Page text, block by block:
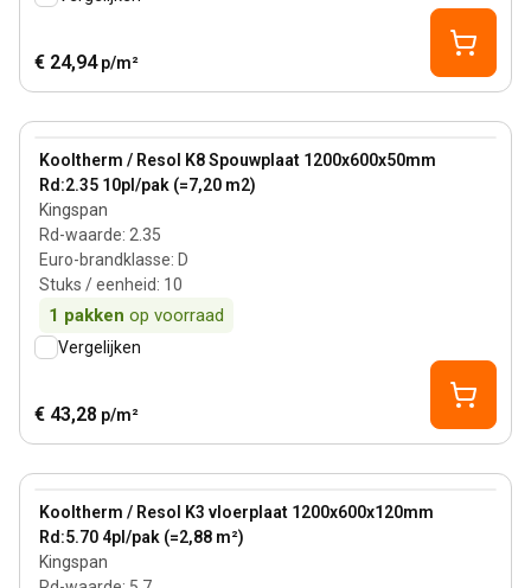
€ 24,94 p/m²
Kooltherm / Resol K8 Spouwplaat 1200x600x50mm
Rd:2.35 10pl/pak (=7,20 m2)
Kingspan
Rd-waarde: 2.35
Euro-brandklasse: D
Stuks / eenheid: 10
1 pakken op voorraad
View product
Vergelijken
€ 43,28 p/m²
Kooltherm / Resol K3 vloerplaat 1200x600x120mm
Rd:5.70 4pl/pak (=2,88 m²)
Kingspan
View product